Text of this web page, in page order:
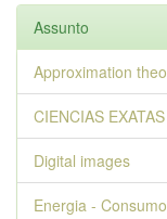
Assunto
Approximation
CIENCIAS
Digital images
Energia - Consumo